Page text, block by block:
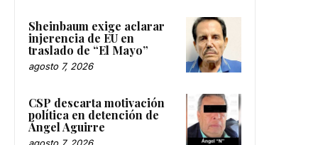
Sheinbaum exige aclarar
injerencia de EU en
traslado de “El Mayo”
agosto 7, 2026
CSP descarta motivación
política en detención de
Ángel Aguirre